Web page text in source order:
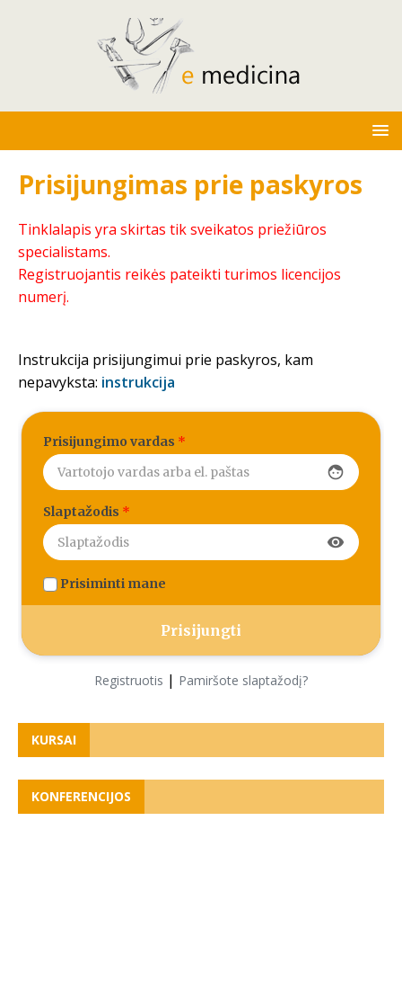
Prisijungimas prie paskyros
Tinklalapis yra skirtas tik sveikatos priežiūros
specialistams.
Registruojantis reikės pateikti turimos licencijos
numerį.
Instrukcija prisijungimui prie paskyros, kam
nepavyksta: instrukcija
Prisijungimo vardas *
face
Slaptažodis *
visibility
Prisiminti mane
Registruotis | Pamiršote slaptažodį?
KURSAI
KONFERENCIJOS